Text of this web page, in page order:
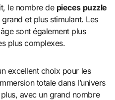
le nombre de pieces puzzle
et plus stimulant. Les
sont également plus
plus complexes.
excellent choix pour les
totale dans l’univers
avec un grand nombre